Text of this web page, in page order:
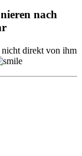
nach
nicht direkt von ihm